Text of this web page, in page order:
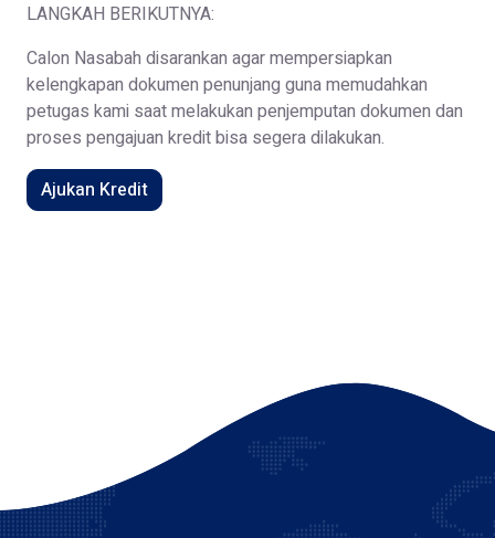
LANGKAH BERIKUTNYA:
Calon Nasabah disarankan agar mempersiapkan
kelengkapan dokumen penunjang guna memudahkan
petugas kami saat melakukan penjemputan dokumen dan
proses pengajuan kredit bisa segera dilakukan.
Ajukan Kredit